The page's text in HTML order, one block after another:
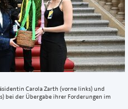
Carola Zarth (vorne links) und
bei der Übergabe ihrer Forderungen im